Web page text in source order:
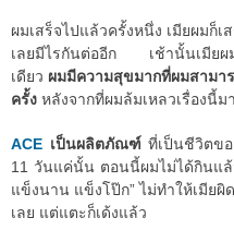
ผมเสร็จไปแล้วครั้งหนึ่ง เมียผมก็เ
เลยมีไรกันต่ออีก เช้านั้นเมียผ
เดียว ผมมีความสุขมากที่ผมสามา
ครั้ง หลังจากที่ผมล้มเหลวเรื่องนี้ม
ACE เป็นผลิตภัณฑ์ที่เป็นชีวิตข
11 วันแค่นั้น ตอนนี้ผมไม่ได้กินแล้
แข็งนาน แข็งโป๊ก” ไม่ทำให้เมียผิ
เลย แต่แตะก็เด้งแล้ว